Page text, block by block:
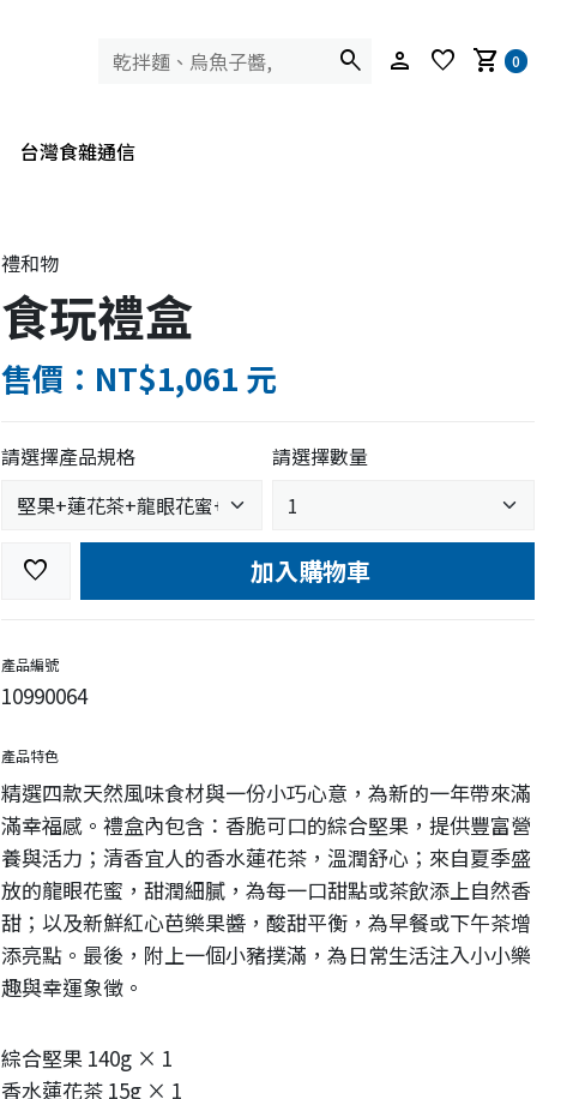
search person favorite shopping_cart 0
台灣食雜通信
禮和物
食玩禮盒
售價：NT$1,061 元
請選擇產品規格 請選擇數量
favorite 加入購物車
產品編號
10990064
產品特色
精選四款天然風味食材與一份小巧心意，為新的一年帶來滿
滿幸福感。禮盒內包含：香脆可口的綜合堅果，提供豐富營
養與活力；清香宜人的香水蓮花茶，溫潤舒心；來自夏季盛
放的龍眼花蜜，甜潤細膩，為每一口甜點或茶飲添上自然香
甜；以及新鮮紅心芭樂果醬，酸甜平衡，為早餐或下午茶增
添亮點。最後，附上一個小豬撲滿，為日常生活注入小小樂
趣與幸運象徵。
綜合堅果 140g × 1
香水蓮花茶 15g × 1